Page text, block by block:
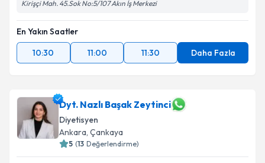
Kirişçi Mah. 45.Sok No:5/107 Akın İş Merkezi
En Yakın Saatler
10:30
11:00 11:30 Daha Fazla
Dyt. Nazlı Başak Zeytinci
Diyetisyen
Ankara, Çankaya
5 (13 Değerlendirme)